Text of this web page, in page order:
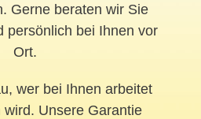
Gerne beraten wir Sie
persönlich bei Ihnen vor
Ort.
wer bei Ihnen arbeitet
wird. Unsere Garantie